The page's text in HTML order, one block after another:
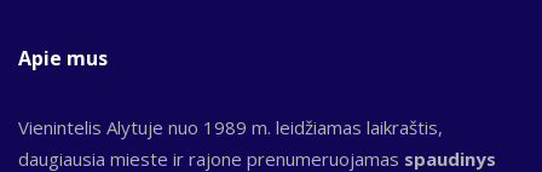
Apie mus
Vienintelis Alytuje nuo 1989 m. leidžiamas laikraštis,
daugiausia mieste ir rajone prenumeruojamas spaudinys